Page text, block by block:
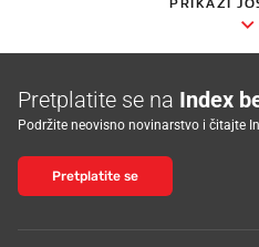
Pretplatite se na Index
Podržite neovisno novinarstvo i čitajte
Pretplatite se